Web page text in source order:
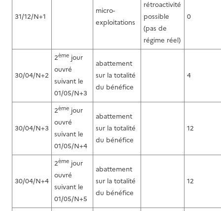
31/12/N+1
micro-
exploitations
rétroactivité
possible
(pas de
régime réel)
0
30/04/N+2
2ème jour
ouvré
suivant le
01/05/N+3
abattement
sur la totalité
du bénéfice
4
30/04/N+3
2ème jour
ouvré
suivant le
01/05/N+4
abattement
sur la totalité
du bénéfice
12
30/04/N+4
2ème jour
ouvré
suivant le
01/05/N+5
abattement
sur la totalité
du bénéfice
12